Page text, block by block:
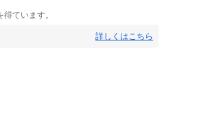
ています。
詳しくはこちら